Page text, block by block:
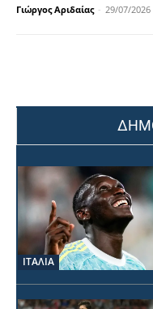
Γιώργος Αριδαίας - 29/07/2026
ΙΤΑΛΙΑ